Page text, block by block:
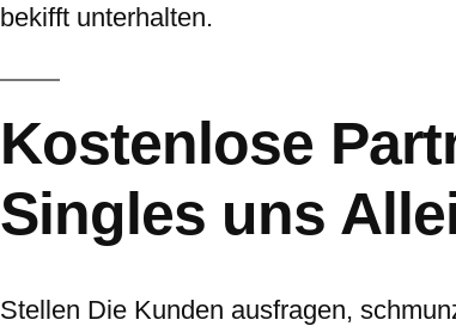
bekifft unterhalten.
Kostenlose
Singles uns
Stellen Die Kunden ausfragen,